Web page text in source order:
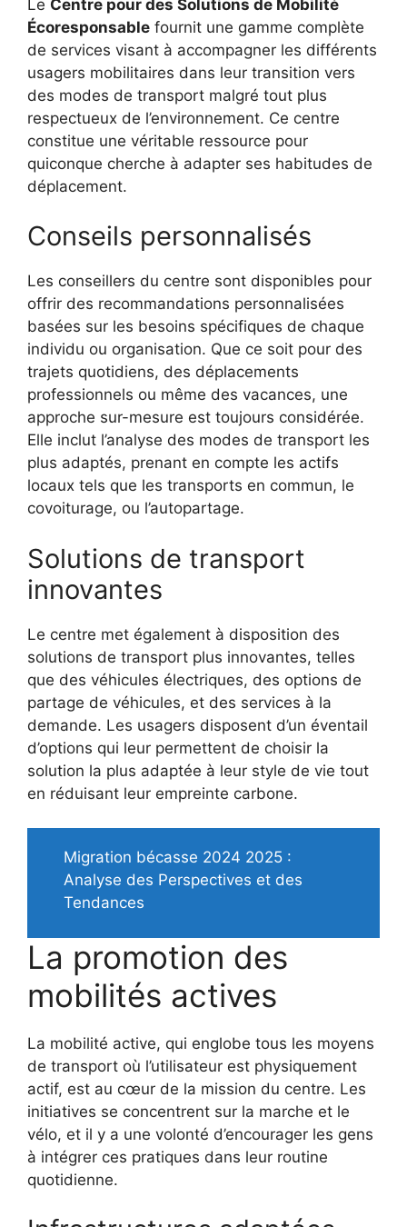
Le Centre pour des Solutions de Mobilité
Écoresponsable fournit une gamme complète
de services visant à accompagner les différents
usagers mobilitaires dans leur transition vers
des modes de transport malgré tout plus
respectueux de l’environnement. Ce centre
constitue une véritable ressource pour
quiconque cherche à adapter ses habitudes de
déplacement.
Conseils personnalisés
Les conseillers du centre sont disponibles pour
offrir des recommandations personnalisées
basées sur les besoins spécifiques de chaque
individu ou organisation. Que ce soit pour des
trajets quotidiens, des déplacements
professionnels ou même des vacances, une
approche sur-mesure est toujours considérée.
Elle inclut l’analyse des modes de transport les
plus adaptés, prenant en compte les actifs
locaux tels que les transports en commun, le
covoiturage, ou l’autopartage.
Solutions de transport
innovantes
Le centre met également à disposition des
solutions de transport plus innovantes, telles
que des véhicules électriques, des options de
partage de véhicules, et des services à la
demande. Les usagers disposent d’un éventail
d’options qui leur permettent de choisir la
solution la plus adaptée à leur style de vie tout
en réduisant leur empreinte carbone.
Migration bécasse 2024 2025 :
Analyse des Perspectives et des
Tendances
La promotion des
mobilités actives
La mobilité active, qui englobe tous les moyens
de transport où l’utilisateur est physiquement
actif, est au cœur de la mission du centre. Les
initiatives se concentrent sur la marche et le
vélo, et il y a une volonté d’encourager les gens
à intégrer ces pratiques dans leur routine
quotidienne.